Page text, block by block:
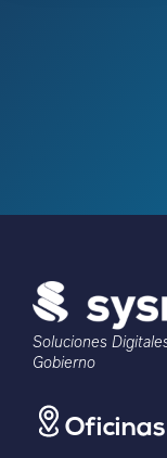
Soluciones
Gobierno
Oficinas